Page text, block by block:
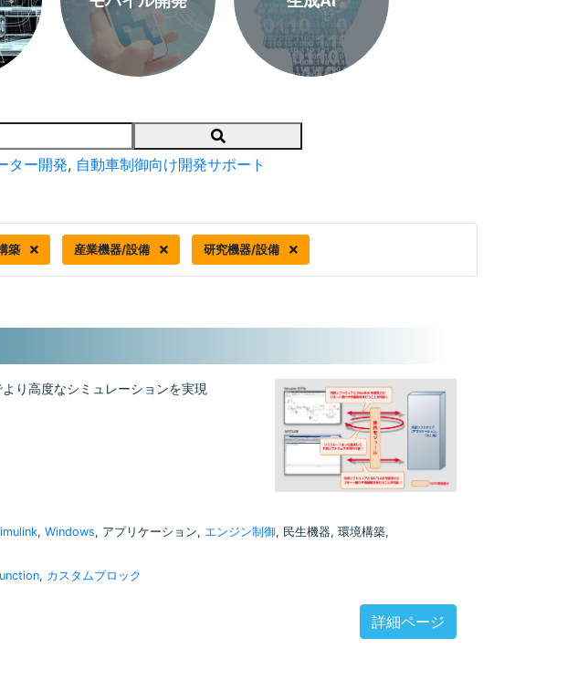
Search
ター開発, 自動車制御向け開発サポート
築 産業機器/設備 研究機器/設備
り高度なシミュレーションを実現
, Windows, アプリケーション, エンジン制御, 民生機器, 環境構築,
, カスタムブロック
詳細ページ